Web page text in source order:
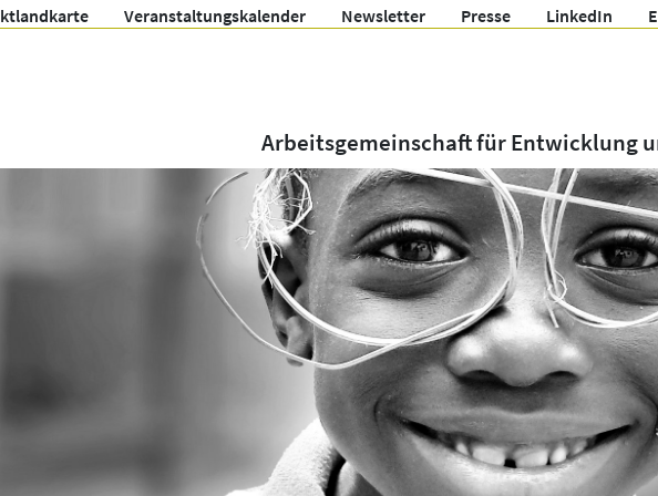
Veranstaltungskalender Newsletter Presse LinkedIn
Arbeitsgemeinschaft für Entwicklung